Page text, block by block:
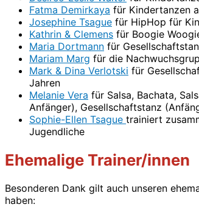
Fatma Demirkaya für Kindertanzen
Josephine Tsague für HipHop für
Kathrin & Clemens für Boogie
Maria Dortmann für
Mariam Marg für die
Mark & Dina Verlotski für
Jahren
Melanie Vera für Salsa, Bachata,
Anfänger), Gesellschaftstanz
Sophie-Ellen Tsague trainiert
Jugendliche
Ehemalige Trainer/innen
Besonderen Dank gilt auch unseren
haben: